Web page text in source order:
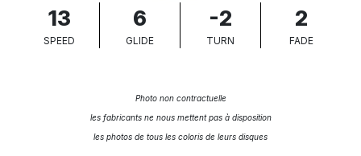
13
SPEED
6
GLIDE
-2
TURN
2
FADE
Photo non contractuelle
les fabricants ne nous mettent pas à disposition
les photos de tous les coloris de leurs disques